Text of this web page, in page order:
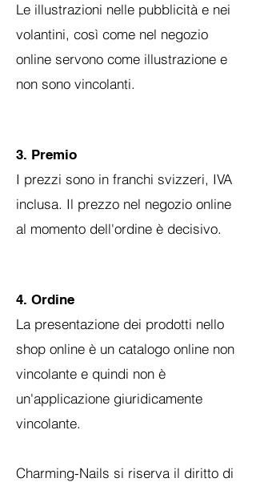
Le illustrazioni nelle pubblicità e nei
volantini, così come nel negozio
online servono come illustrazione e
non sono vincolanti.
3. Premio
I prezzi sono in franchi svizzeri, IVA
inclusa. Il prezzo nel negozio online
al momento dell'ordine è decisivo.
4. Ordine
La presentazione dei prodotti nello
shop online è un catalogo online non
vincolante e quindi non è
un'applicazione giuridicamente
vincolante.
Charming-Nails si riserva il diritto di